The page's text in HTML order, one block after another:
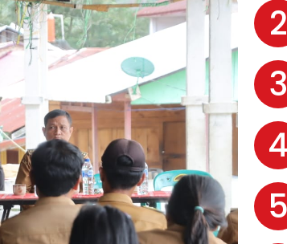
2
3
4
5